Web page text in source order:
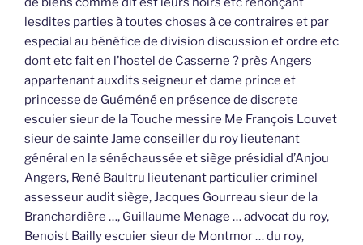
lesdites parties à toutes choses à ce contraires et par
especial au bénéfice de division discussion et ordre etc
dont etc fait en l’hostel de Casserne ? près Angers
appartenant auxdits seigneur et dame prince et
princesse de Guéméné en présence de discrete
escuier sieur de la Touche messire Me François Louvet
sieur de sainte Jame conseiller du roy lieutenant
général en la sénéchaussée et siège présidial d’Anjou
Angers, René Baultru lieutenant particulier criminel
assesseur audit siège, Jacques Gourreau sieur de la
Branchardière …, Guillaume Menage … advocat du roy,
Benoist Bailly escuier sieur de Montmor … du roy,